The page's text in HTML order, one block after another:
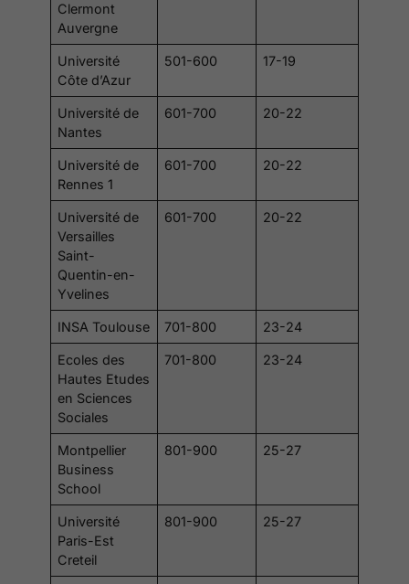
Clermont
Auvergne
Université
Côte d’Azur
501-600 17-19
Université de
Nantes
601-700 20-22
Université de
Rennes 1
601-700 20-22
Université de
Versailles
Saint-
Quentin-en-
Yvelines
601-700 20-22
INSA Toulouse 701-800 23-24
Ecoles des
Hautes Etudes
en Sciences
Sociales
701-800 23-24
Montpellier
Business
School
801-900 25-27
Université
Paris-Est
Creteil
801-900 25-27